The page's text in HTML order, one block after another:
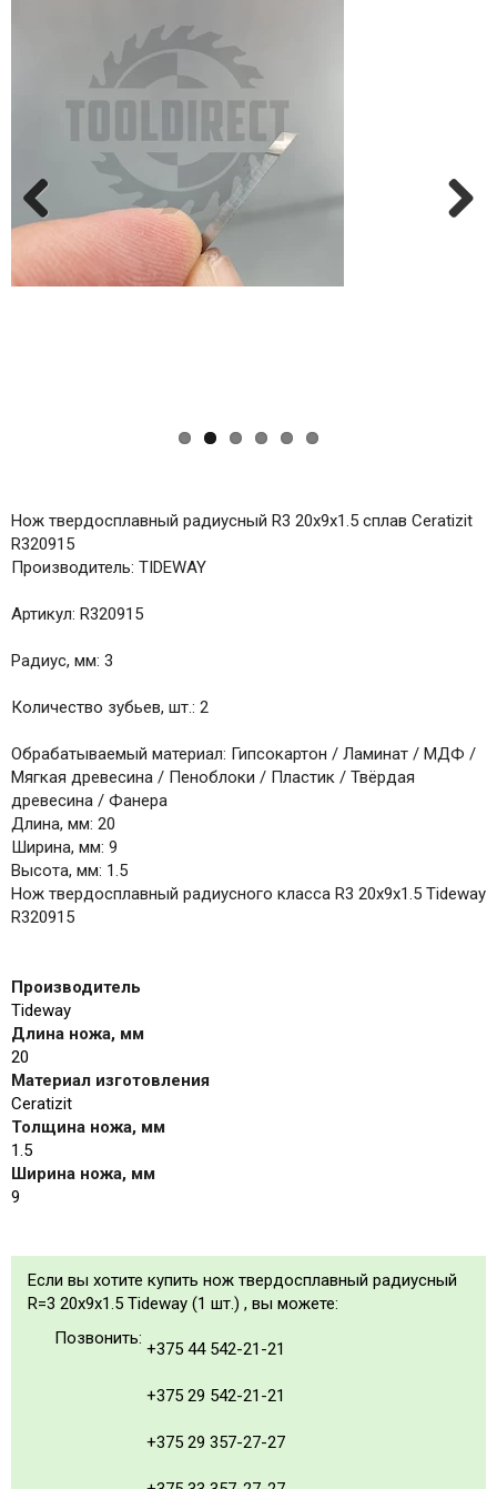
Previ
Нож твердосплавный радиусный R3 20x9x1.5 сплав Ceratizit
R320915
Производитель: TIDEWAY
Артикул: R320915
Радиус, мм: 3
Количество зубьев, шт.: 2
Обрабатываемый материал: Гипсокартон / Ламинат / МДФ /
Мягкая древесина / Пеноблоки / Пластик / Твёрдая
древесина / Фанера
Длина, мм: 20
Ширина, мм: 9
Высота, мм: 1.5
Нож твердосплавный радиусного класса R3 20x9x1.5 Tideway
R320915
Производитель
Tideway
Длина ножа, мм
20
Материал изготовления
Ceratizit
Толщина ножа, мм
1.5
Ширина ножа, мм
9
Если вы хотите купить нож твердосплавный радиусный
R=3 20x9x1.5 Tideway (1 шт.) , вы можете:
Позвонить:
+375 44 542-21-21
+375 29 542-21-21
+375 29 357-27-27